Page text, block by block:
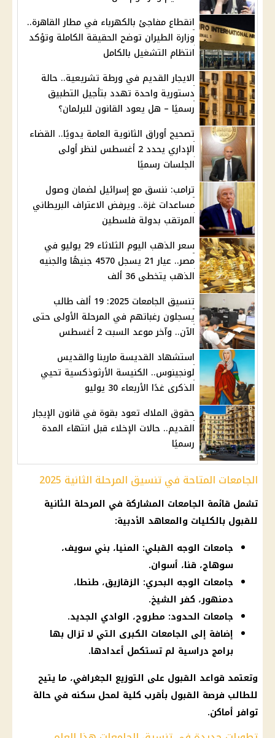
انقطاع مفاجئ بالكهرباء في مطار القاهرة..
وزارة الطيران توضح الحقيقة الكاملة وتؤكد
انتظام التشغيل بالكامل
الايجار القديم في ورطة تشريعية.. حالة
دستورية واحدة تهدد بتأجيل التطبيق
رسميًا – هل يعود القانون للبرلمان؟
تصحيح أوراق الثانوية العامة يدويًا.. القضاء
الإداري يحدد 2 أغسطس لنظر أولى
الجلسات رسميًا
ترامب: ننسق مع إسرائيل لضمان وصول
مساعدات غزة.. ويرفض الاعتراف البريطاني
المرتقب بدولة فلسطين
سعر الذهب اليوم الثلاثاء 29 يوليو في
مصر.. عيار 21 يسجل 4570 جنيهًا والجنيه
الذهب يتخطى 36 ألف
تنسيق الجامعات 2025: 19 ألف طالب
يسجلون رغباتهم في المرحلة الأولى حتى
الآن.. وآخر موعد السبت 2 أغسطس
استشهاد القديسة مارينا والقديس
لونجينوس.. الكنيسة الأرثوذكسية تحيي
الذكرى غدًا الأربعاء 30 يوليو
حقوق الملاك تعود بقوة في قانون الإيجار
القديم.. حالات الإخلاء قبل انتهاء المدة
رسميًا
الجامعات المتاحة في تنسيق المرحلة الثانية 2025
تشمل قائمة الجامعات المشاركة في المرحلة الثانية
للقبول بالكليات والمعاهد الأدبية:
جامعات الوجه القبلي: المنيا، بني سويف،
سوهاج، قنا، أسوان.
جامعات الوجه البحري: الزقازيق، طنطا،
دمنهور، كفر الشيخ.
جامعات الحدود: مطروح، الوادي الجديد.
إضافة إلى الجامعات الكبرى التي لا تزال بها
برامج دراسية لم تستكمل أعدادها.
وتعتمد قواعد القبول على التوزيع الجغرافي، ما يتيح
للطالب فرصة القبول بأقرب كلية لمحل سكنه في حالة
توافر أماكن.